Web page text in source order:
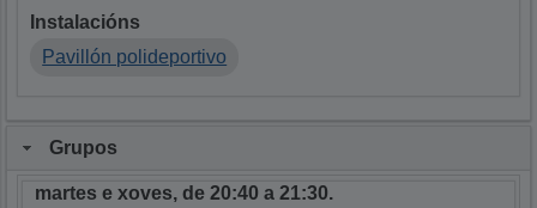
Instalacións
Pavillón polideportivo
Grupos
martes e xoves, de 20:40 a 21:30.